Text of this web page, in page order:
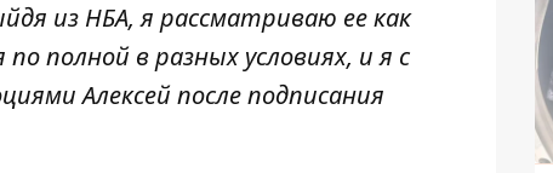
из НБА, я рассматриваю ее как
полной в разных условиях, и я с
Алексей после подписания